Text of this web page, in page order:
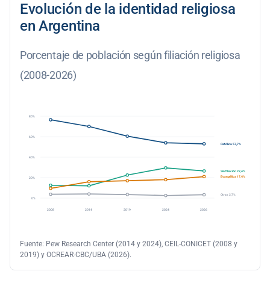
Evolución de la identidad religiosa
en Argentina
Porcentaje de población según filiación religiosa
(2008-2026)
80%
60%
40%
20%
0%
2008 2014 2019 2024 2026
Católica 57,7%
Sin filiación 22,4%
Evangélica 17,4%
Otras 2,7%
Fuente: Pew Research Center (2014 y 2024), CEIL-CONICET (2008 y
2019) y OCREAR-CBC/UBA (2026).